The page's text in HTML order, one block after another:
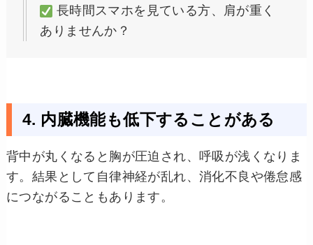
長時間スマホを見ている方、肩が重く
ありませんか？
4. 内臓機能も低下することがある
背中が丸くなると胸が圧迫され、呼吸が浅くなりま
す。結果として自律神経が乱れ、消化不良や倦怠感
につながることもあります。